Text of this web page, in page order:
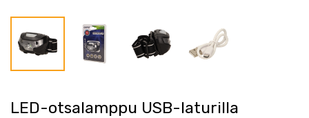
LED-otsalamppu USB-laturilla